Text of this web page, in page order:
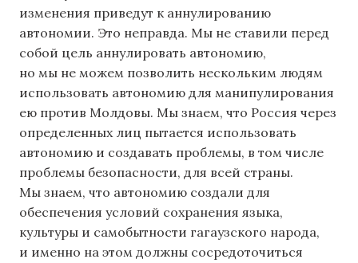
изменения приведут к аннулированию
автономии. Это неправда. Мы не ставили перед
собой цель аннулировать автономию,
но мы не можем позволить нескольким людям
использовать автономию для манипулирования
ею против Молдовы. Мы знаем, что Россия через
определенных лиц пытается использовать
автономию и создавать проблемы, в том числе
проблемы безопасности, для всей страны.
Мы знаем, что автономию создали для
обеспечения условий сохранения языка,
культуры и самобытности гагаузского народа,
и именно на этом должны сосредоточиться